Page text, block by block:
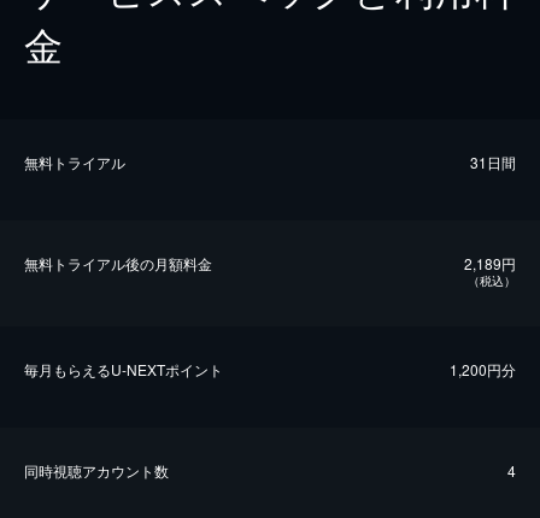
金
無料トライアル 31日間
無料トライアル後の⽉額料金 2,189円
（税込）
毎⽉もらえるU-NEXTポイント 1,200円分
同時視聴アカウント数 4